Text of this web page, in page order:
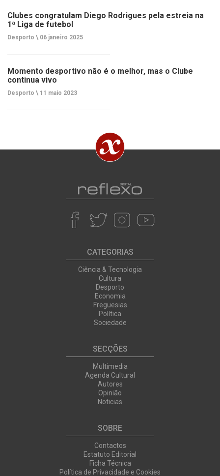
Clubes congratulam Diego Rodrigues pela estreia na
1ª Liga de futebol
Desporto \ 06 janeiro 2025
Momento desportivo não é o melhor, mas o Clube
continua vivo
Desporto \ 11 maio 2023
CATEGORIAS
Ciência & Tecnologia
Cultura
Desporto
Economia
Freguesias
Política
Sociedade
SECÇÕES
Multimedia
Agenda Cultural
Autores
Opinião
Noticias
SOBRE
Contactos
Estatuto Editorial
Ficha Técnica
Política de Privacidade e Cookies